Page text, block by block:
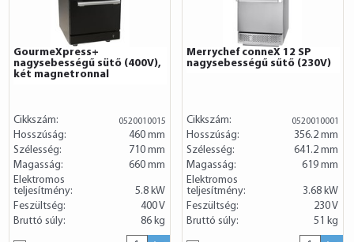
GourmeXpress+
nagysebességű sütő (400V),
két magnetronnal
Cikkszám: 0520010015
Hosszúság:
460 mm
Szélesség:
710 mm
Magasság:
660 mm
Elektromos
teljesítmény:
5.8 kW
Feszültség:
400 V
Bruttó súly:
86 kg
Merrychef conneX 12 SP
nagysebességű sűtő (230V)
Cikkszám: 0520010001
Hosszúság:
356.2 mm
Szélesség:
641.2 mm
Magasság:
619 mm
Elektromos
teljesítmény:
3.68 kW
Feszültség:
230 V
Bruttó súly:
51 kg